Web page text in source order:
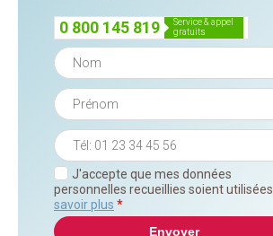
0 800 145 819
service & appel
gratuits
J'accepte que mes données
personnelles recueillies soient utilisées.
savoir plus *